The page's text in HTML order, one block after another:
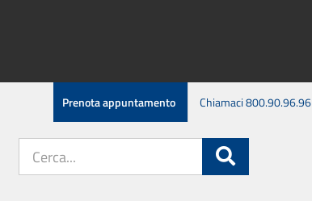
Prenota appuntamento Chiamaci 800.90.96.96
sito: